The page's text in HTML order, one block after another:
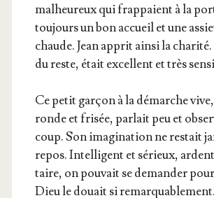
mal­heu­reux qui frap­paient à la
tou­jours un bon accueil et une
chaude. Jean apprit ain­si la
du reste, était excellent et très
Ce petit gar­çon à la démarche
ronde et fri­sée, par­lait peu et
coup. Son ima­gi­na­tion ne res­tait
repos. Intel­li­gent et sérieux,
taire, on pou­vait se deman­der
Dieu le douait si remarquablement.